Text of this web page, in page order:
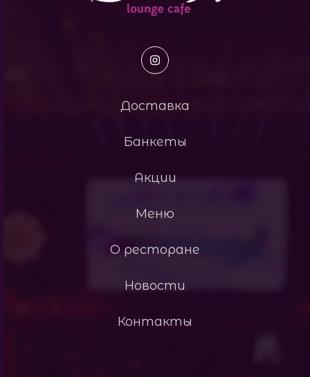
Доставка
Банкеты
Акции
Меню
О ресторане
Новости
Контакты